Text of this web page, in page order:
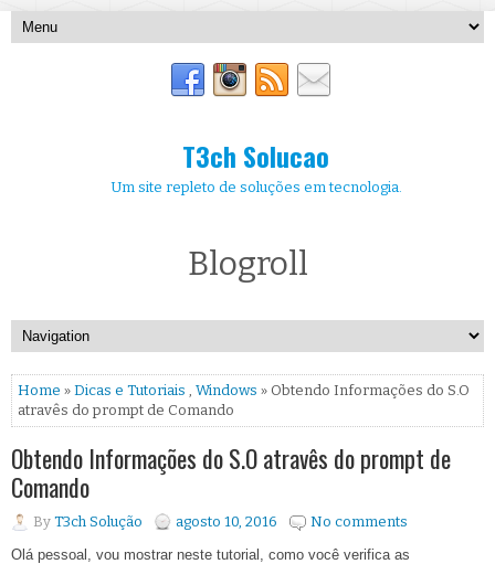
T3ch Solucao
Um site repleto de soluções em tecnologia.
Blogroll
Home » Dicas e Tutoriais Windows » Obtendo Informações do S.O
atravês do prompt de Comando
Obtendo Informações do S.O atravês do prompt de
Comando
By T3ch Solução agosto 10, 2016
No comments
Olá pessoal, vou mostrar neste tutorial, como você verifica as